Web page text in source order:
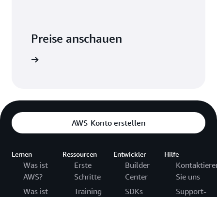
Preise anschauen
AWS-Konto erstellen
Lernen
Was ist
AWS?
Was ist
Ressourcen
Erste
Schritte
Training
Entwickler
Builder
Center
SDKs
Hilfe
Sie uns
Support-